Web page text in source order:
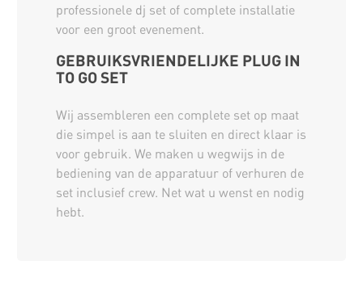
professionele dj set of complete installatie
voor een groot evenement.
GEBRUIKSVRIENDELIJKE PLUG IN
TO GO SET
Wij assembleren een complete set op maat
die simpel is aan te sluiten en direct klaar is
voor gebruik. We maken u wegwijs in de
bediening van de apparatuur of verhuren de
set inclusief crew. Net wat u wenst en nodig
hebt.